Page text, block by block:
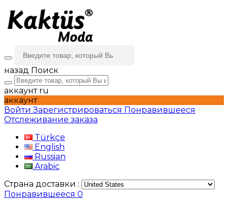
назад Поиск
аккаунт ru
аккаунт
ВойтиЗарегистрироваться Понравившееся
Отслеживание заказа
Türkçe
English
Russian
Arabic
Страна доставки :
Понравившееся 0